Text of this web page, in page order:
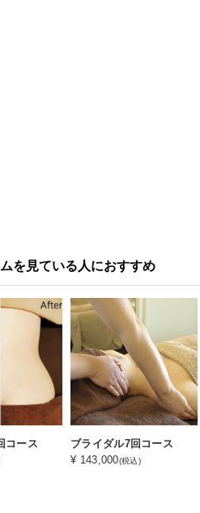
を見ている人におすすめ
コース
ブライダル7回コース
¥ 143,000(税込)